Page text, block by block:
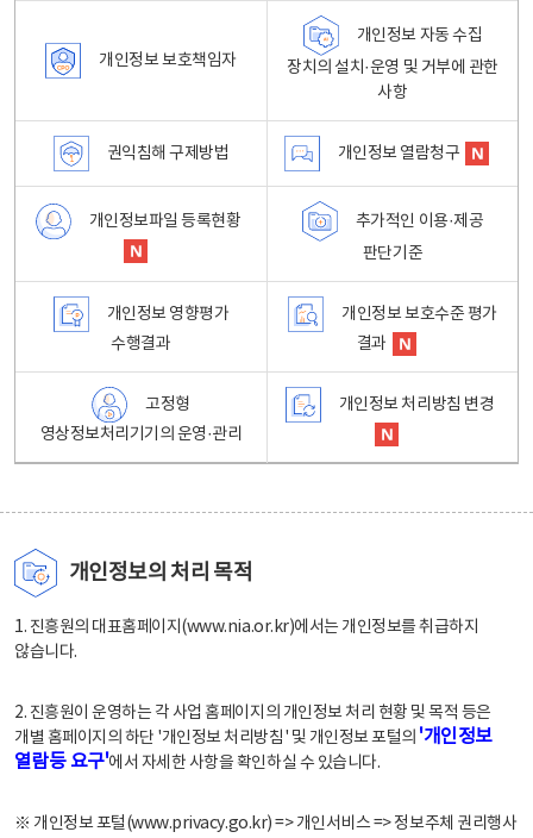
개인정보 보호책임자
개인정보 자동 수집
장치의 설치·운영 및 거부에 관한
사항
권익침해 구제방법 개인정보 열람청구
개인정보파일 등록현황
추가적인 이용·제공
판단기준
개인정보 영향평가
수행결과
개인정보 보호수준 평가
결과
고정형
영상정보처리기기의 운영·관리
개인정보 처리방침 변경
개인정보의 처리 목적
1. 진흥원의 대표홈페이지(www.nia.or.kr)에서는 개인정보를 취급하지
않습니다.
2. 진흥원이 운영하는 각 사업 홈페이지의 개인정보 처리 현황 및 목적 등은
개별 홈페이지의 하단 '개인정보 처리방침' 및 개인정보 포털의 '개인정보
열람등 요구'에서 자세한 사항을 확인하실 수 있습니다.
※ 개인정보 포털(www.privacy.go.kr) => 개인서비스 => 정보주체 권리행사